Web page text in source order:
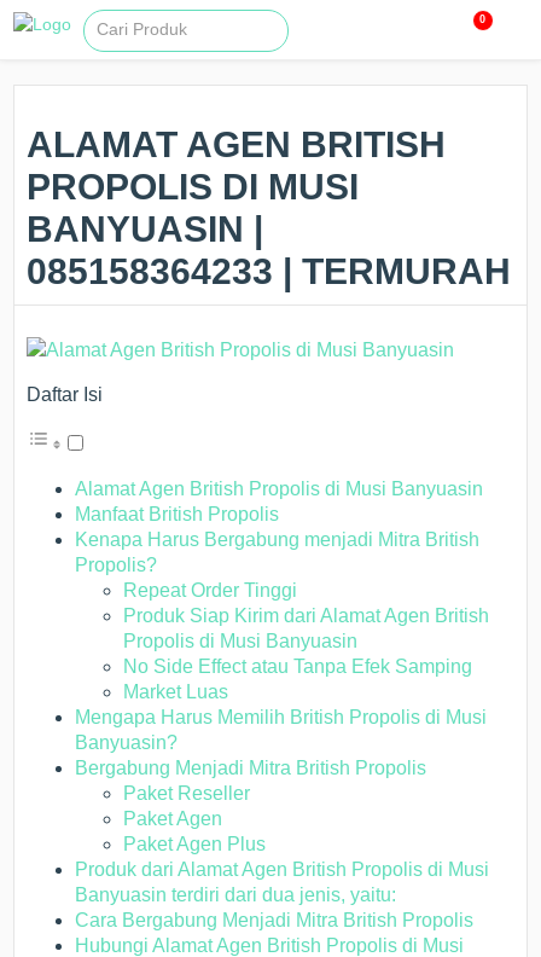
0
ALAMAT AGEN BRITISH
PROPOLIS DI MUSI
BANYUASIN |
085158364233 | TERMURAH
Daftar Isi
Alamat Agen British Propolis di Musi Banyuasin
Manfaat British Propolis
Kenapa Harus Bergabung menjadi Mitra British
Propolis?
Repeat Order Tinggi
Produk Siap Kirim dari Alamat Agen British
Propolis di Musi Banyuasin
No Side Effect atau Tanpa Efek Samping
Market Luas
Mengapa Harus Memilih British Propolis di Musi
Banyuasin?
Bergabung Menjadi Mitra British Propolis
Paket Reseller
Paket Agen
Paket Agen Plus
Produk dari Alamat Agen British Propolis di Musi
Banyuasin terdiri dari dua jenis, yaitu:
Cara Bergabung Menjadi Mitra British Propolis
Hubungi Alamat Agen British Propolis di Musi